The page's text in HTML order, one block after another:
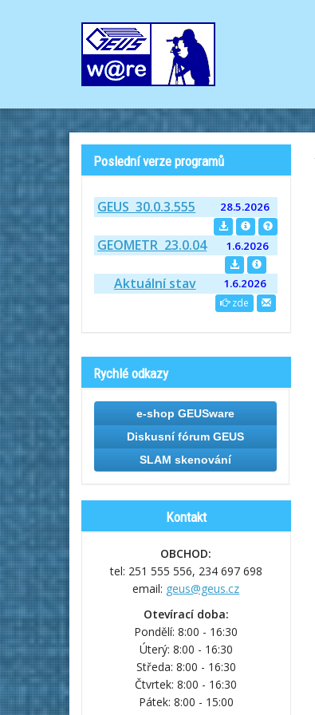
Poslední verze programů
GEUS 30.0.3.555 28.5.2026
GEOMETR 23.0.04 1.6.2026
Aktuální stav 1.6.2026
zde
Rychlé odkazy
e-shop GEUSware
Diskusní fórum GEUS
SLAM skenování
Kontakt
OBCHOD:
tel: 251 555 556, 234 697 698
email: geus@geus.cz
Otevírací doba:
Pondělí: 8:00 - 16:30
Úterý: 8:00 - 16:30
Středa: 8:00 - 16:30
Čtvrtek: 8:00 - 16:30
Pátek: 8:00 - 15:00